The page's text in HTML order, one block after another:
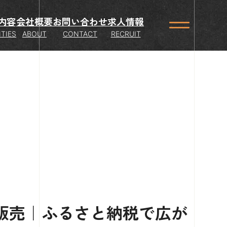
容会社概要
ABOUT
お問い合わせ
CONTACT
求人情報
RECRUIT
｜ふるさと納税で広が